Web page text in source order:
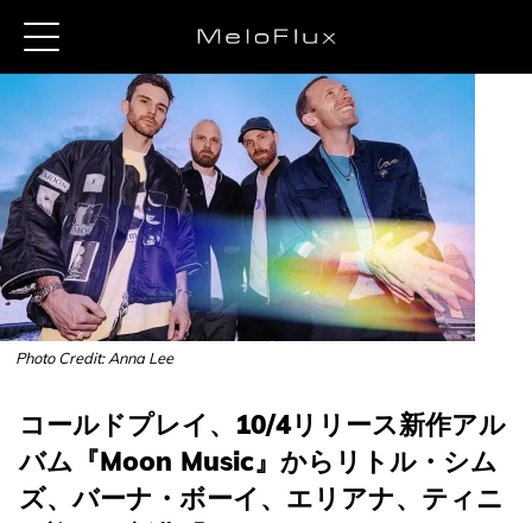
Photo Credit: Anna Lee
コールドプレイ、10/4リリース新作アル
バム『Moon Music』からリトル・シム
ズ、バーナ・ボーイ、エリアナ、ティニ